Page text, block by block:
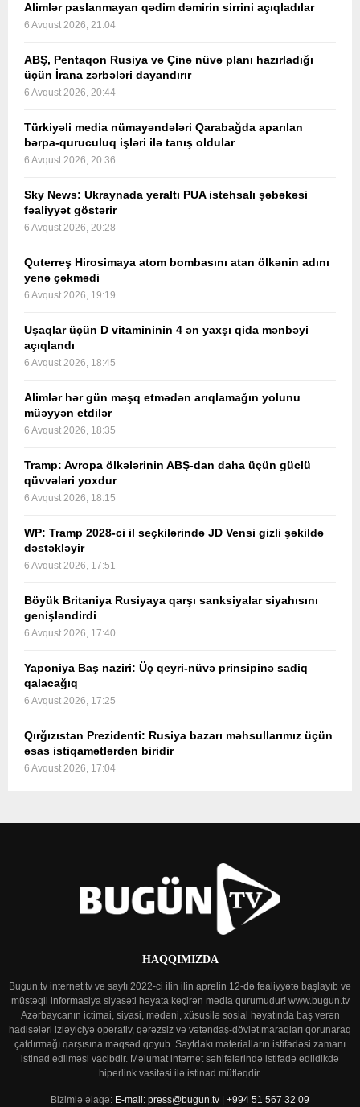
Alimlər paslanmayan qədim dəmirin sirrini açıqladılar
6 Avqust 2026, 21:04
ABŞ, Pentaqon Rusiya və Çinə nüvə planı hazırladığı
üçün İrana zərbələri dayandırır
6 Avqust 2026, 20:44
Türkiyəli media nümayəndələri Qarabağda aparılan
bərpa-quruculuq işləri ilə tanış oldular
6 Avqust 2026, 20:36
Sky News: Ukraynada yeraltı PUA istehsalı şəbəkəsi
fəaliyyət göstərir
6 Avqust 2026, 20:28
Quterreş Hirosimaya atom bombasını atan ölkənin adını
yenə çəkmədi
6 Avqust 2026, 19:19
Uşaqlar üçün D vitamininin 4 ən yaxşı qida mənbəyi
açıqlandı
6 Avqust 2026, 18:45
Alimlər hər gün məşq etmədən arıqlamağın yolunu
müəyyən etdilər
6 Avqust 2026, 18:35
Tramp: Avropa ölkələrinin ABŞ-dan daha üçün güclü
qüvvələri yoxdur
6 Avqust 2026, 18:15
WP: Tramp 2028-ci il seçkilərində JD Vensi gizli şəkildə
dəstəkləyir
6 Avqust 2026, 17:51
Böyük Britaniya Rusiyaya qarşı sanksiyalar siyahısını
genişləndirdi
6 Avqust 2026, 17:40
Yaponiya Baş naziri: Üç qeyri-nüvə prinsipinə sadiq
qalacağıq
6 Avqust 2026, 17:25
Qırğızıstan Prezidenti: Rusiya bazarı məhsullarımız üçün
əsas istiqamətlərdən biridir
6 Avqust 2026, 17:04
HAQQIMIZDA
Bugun.tv internet tv və saytı 2022-ci ilin ilin aprelin 12-də fəaliyyətə başlayıb və
müstəqil informasiya siyasəti həyata keçirən media qurumudur! www.bugun.tv
Azərbaycanın ictimai, siyasi, mədəni, xüsusilə sosial həyatında baş verən
hadisələri izləyiciyə operativ, qərəzsiz və vətəndaş-dövlət maraqları qorunaraq
çatdırmağı qarşısına məqsəd qoyub. Saytdakı materialların istifadəsi zamanı
istinad edilməsi vacibdir. Məlumat internet səhifələrində istifadə edildikdə
hiperlink vasitəsi ilə istinad mütləqdir.
Bizimlə əlaqə: E-mail: press@bugun.tv | +994 51 567 32 09